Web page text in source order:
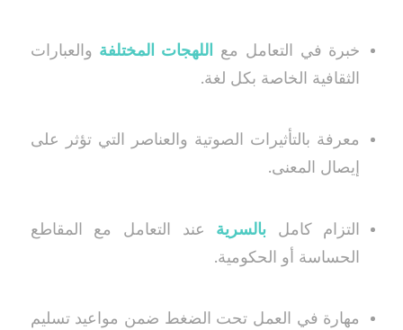
خبرة في التعامل مع اللهجات المختلفة والعبارات
الثقافية الخاصة بكل لغة.
معرفة بالتأثيرات الصوتية والعناصر التي تؤثر على
إيصال المعنى.
التزام كامل بالسرية عند التعامل مع المقاطع
الحساسة أو الحكومية.
مهارة في العمل تحت الضغط ضمن مواعيد تسليم